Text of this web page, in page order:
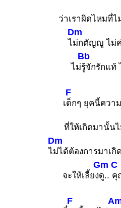
ว่าเราผิดไหมที่ไ
ไ
Dm
ม่กตัญญู ไม่
ไม่
Bb
รู้จักรักแท้
เ
F
ด็กๆ ยุคนี้ควา
ที่ให้เกิดมานั้นไ
ไ
Dm
ม่ได้ต้องการมาเ
จะให้เลี้ยง
Gm
ดู..
C
คุ
F